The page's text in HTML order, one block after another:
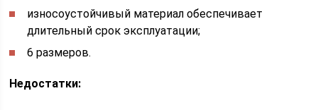
износоустойчивый материал обеспечивает
длительный срок эксплуатации;
6 размеров.
Недостатки: